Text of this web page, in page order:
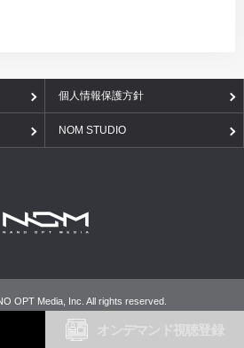
個人情報保護方針
NOM STUDIO
OPT Media, Inc. All rights reserved.